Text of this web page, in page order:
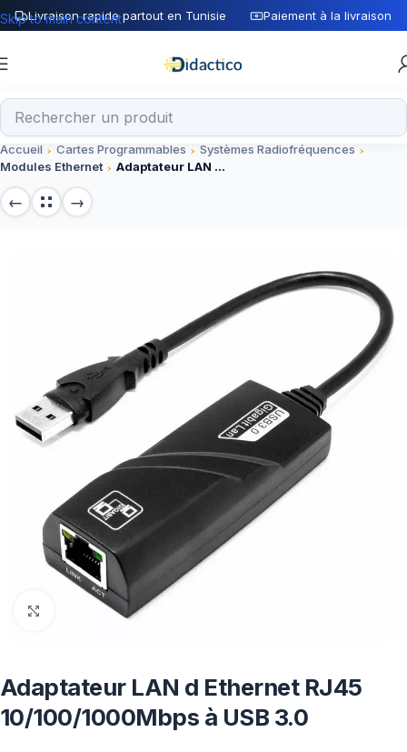
Livraison rapide partout en Tunisie Paiement à la livraison
Skip to main content
Accueil Cartes Programmables
Systèmes Radiofréquences
Modules Ethernet
Adaptateur LAN d Ethernet RJ45 10/100/1000Mbps à USB 3.0
Click to enlarge
Adaptateur LAN d Ethernet RJ45
10/100/1000Mbps à USB 3.0